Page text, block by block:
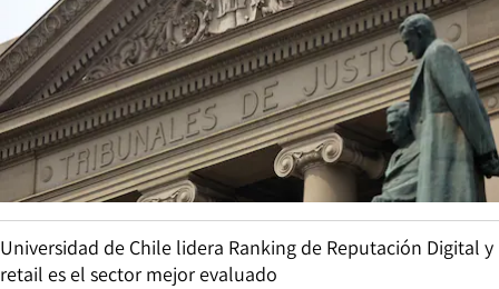
Universidad de Chile lidera Ranking de Reputación Digital y
retail es el sector mejor evaluado